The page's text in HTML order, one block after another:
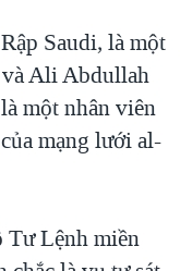
THÔN MỸ
Saudi, là một
và Ali Abdullah
một nhân viên
mạng lưới al-
Tư Lệnh miền